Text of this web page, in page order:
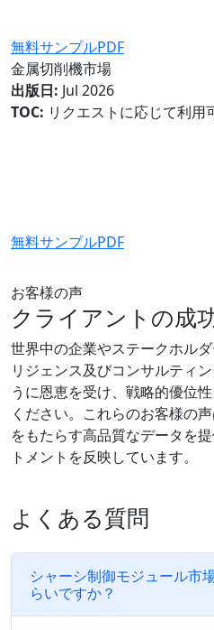
無料サンプルPDF
金属切削機市場
出版日: Jul 2026
TOC: リクエストに応じて利用
無料サンプルPDF
お客様の声
クライアントの成
世界中の企業やステークホル
リジェンス及びコンサルティ
うに恩恵を受け、戦略的優位
ください。これらのお客様の
をもたらす高品質なデータを
トメントを反映しています。
よくある質問
シャーシ制御モジュール市
らいですか？